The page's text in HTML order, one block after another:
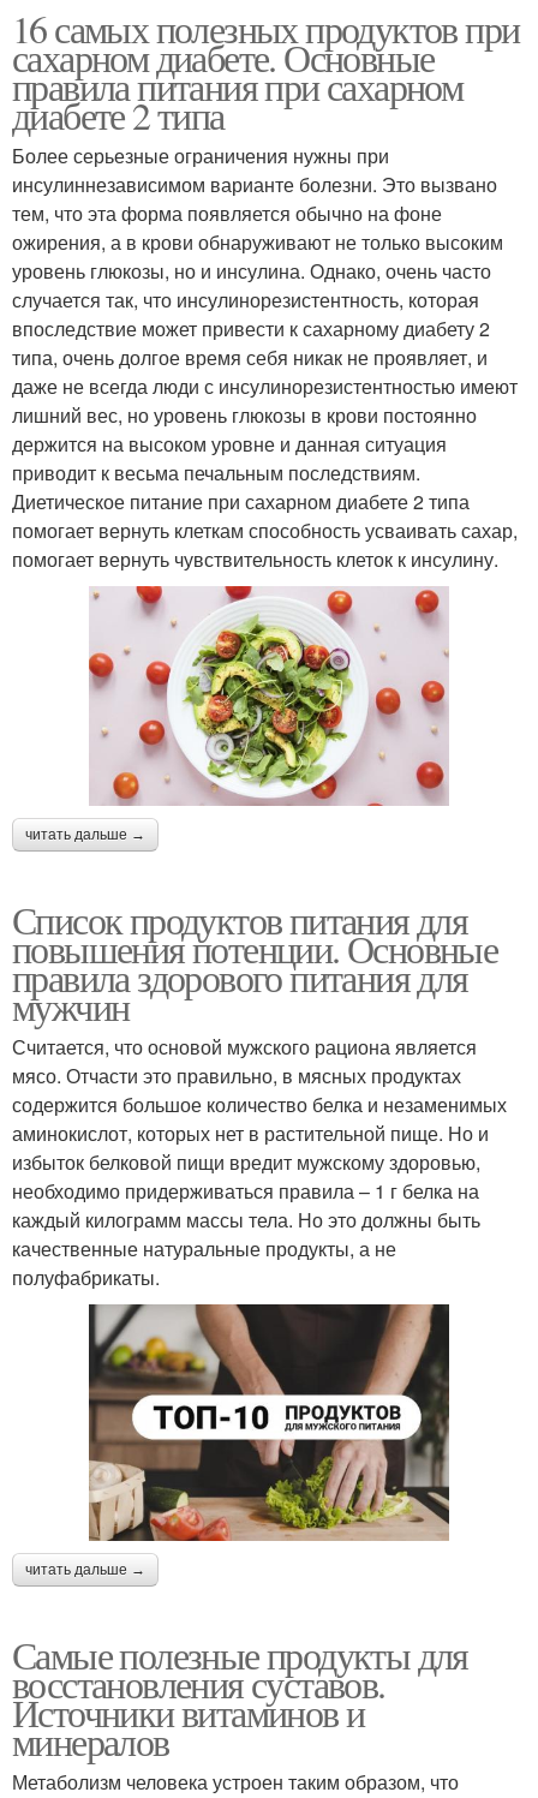
16 самых полезных продуктов при
сахарном диабете. Основные
правила питания при сахарном
диабете 2 типа
Более серьезные ограничения нужны при
инсулиннезависимом варианте болезни. Это вызвано
тем, что эта форма появляется обычно на фоне
ожирения, а в крови обнаруживают не только высоким
уровень глюкозы, но и инсулина. Однако, очень часто
случается так, что инсулинорезистентность, которая
впоследствие может привести к сахарному диабету 2
типа, очень долгое время себя никак не проявляет, и
даже не всегда люди с инсулинорезистентностью имеют
лишний вес, но уровень глюкозы в крови постоянно
держится на высоком уровне и данная ситуация
приводит к весьма печальным последствиям.
Диетическое питание при сахарном диабете 2 типа
помогает вернуть клеткам способность усваивать сахар,
помогает вернуть чувствительность клеток к инсулину.
читать дальше →
Список продуктов питания для
повышения потенции. Основные
правила здорового питания для
мужчин
Считается, что основой мужского рациона является
мясо. Отчасти это правильно, в мясных продуктах
содержится большое количество белка и незаменимых
аминокислот, которых нет в растительной пище. Но и
избыток белковой пищи вредит мужскому здоровью,
необходимо придерживаться правила – 1 г белка на
каждый килограмм массы тела. Но это должны быть
качественные натуральные продукты, а не
полуфабрикаты.
читать дальше →
Самые полезные продукты для
восстановления суставов.
Источники витаминов и
минералов
Метаболизм человека устроен таким образом, что